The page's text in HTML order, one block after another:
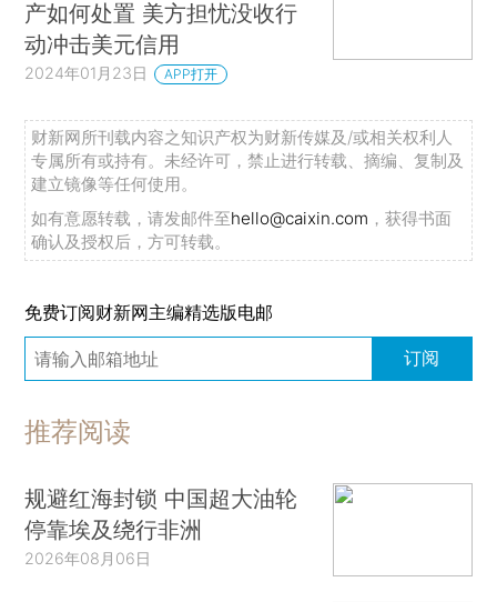
产如何处置 美方担忧没收行
动冲击美元信用
2024年01月23日 APP打开
财新网所刊载内容之知识产权为财新传媒及/或相关权利人
专属所有或持有。未经许可，禁止进行转载、摘编、复制及
建立镜像等任何使用。
如有意愿转载，请发邮件至hello@caixin.com ，获得书面
确认及授权后，方可转载。
免费订阅财新网主编精选版电邮
订阅
推荐阅读
规避红海封锁 中国超大油轮
停靠埃及绕行非洲
2026年08月06日